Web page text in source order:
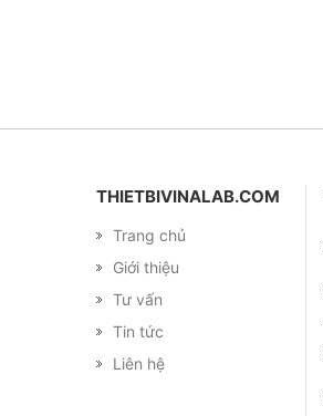
THIETBIVINALAB.COM
Trang chủ
Giới thiệu
Tư vấn
Tin tức
Liên hệ